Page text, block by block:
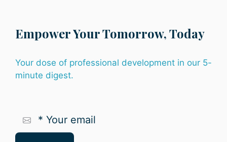
Empower Your Tomorrow, Today
Your dose of professional development in our 5-
minute digest.
Your
email